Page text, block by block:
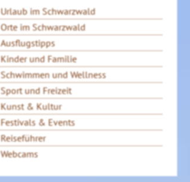
Urlaub im Schwarzwald
Orte im Schwarzwald
Ausflugstipps
Kinder und Familie
Schwimmen und Wellness
Sport und Freizeit
Kunst & Kultur
Festivals & Events
Reiseführer
Webcams